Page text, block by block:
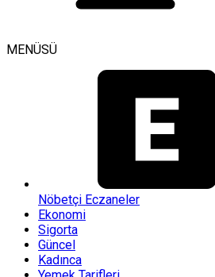
MENÜSÜ
Nöbetçi Eczaneler
Ekonomi
Sigorta
Güncel
Kadınca